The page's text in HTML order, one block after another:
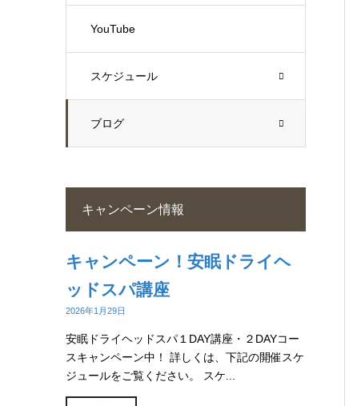
YouTube
スケジュール
ブログ
キャンペーン情報
キャンペーン！安眠ドライヘ
ッドスパ講座
2026年1月29日
安眠ドライヘッドスパ１DAY講座・２DAYコー
スキャンペーン中！ 詳しくは、下記の開催スケ
ジュールをご覧ください。 スケ...